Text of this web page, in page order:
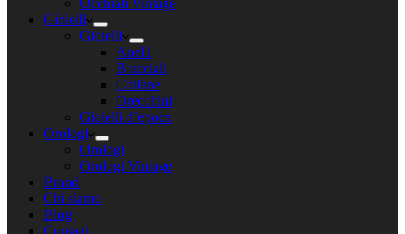
Occhiali Vintage
Gioielli
Gioielli
Anelli
Bracciali
Collane
Orecchini
Gioielli d’epoca
Orologi
Orologi
Orologi Vintage
Brand
Chi siamo
Blog
Contatti